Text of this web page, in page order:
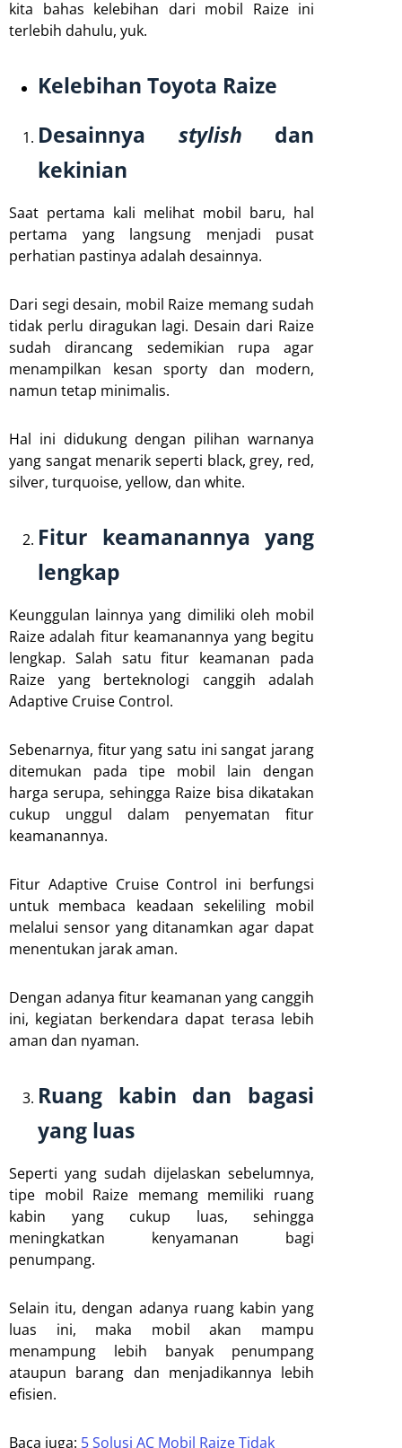
kita bahas kelebihan dari mobil Raize ini
terlebih dahulu, yuk.
Kelebihan Toyota Raize
Desainnya stylish dan
kekinian
Saat pertama kali melihat mobil baru, hal
pertama yang langsung menjadi pusat
perhatian pastinya adalah desainnya.
Dari segi desain, mobil Raize memang sudah
tidak perlu diragukan lagi. Desain dari Raize
sudah dirancang sedemikian rupa agar
menampilkan kesan sporty dan modern,
namun tetap minimalis.
Hal ini didukung dengan pilihan warnanya
yang sangat menarik seperti black, grey, red,
silver, turquoise, yellow, dan white.
Fitur keamanannya yang
lengkap
Keunggulan lainnya yang dimiliki oleh mobil
Raize adalah fitur keamanannya yang begitu
lengkap. Salah satu fitur keamanan pada
Raize yang berteknologi canggih adalah
Adaptive Cruise Control.
Sebenarnya, fitur yang satu ini sangat jarang
ditemukan pada tipe mobil lain dengan
harga serupa, sehingga Raize bisa dikatakan
cukup unggul dalam penyematan fitur
keamanannya.
Fitur Adaptive Cruise Control ini berfungsi
untuk membaca keadaan sekeliling mobil
melalui sensor yang ditanamkan agar dapat
menentukan jarak aman.
Dengan adanya fitur keamanan yang canggih
ini, kegiatan berkendara dapat terasa lebih
aman dan nyaman.
Ruang kabin dan bagasi
yang luas
Seperti yang sudah dijelaskan sebelumnya,
tipe mobil Raize memang memiliki ruang
kabin yang cukup luas, sehingga
meningkatkan kenyamanan bagi
penumpang.
Selain itu, dengan adanya ruang kabin yang
luas ini, maka mobil akan mampu
menampung lebih banyak penumpang
ataupun barang dan menjadikannya lebih
efisien.
Baca juga: 5 Solusi AC Mobil Raize Tidak